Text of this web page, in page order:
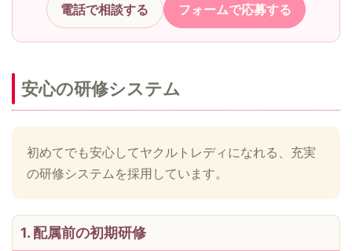
電話で相談する フォームで応募する
安心の研修システム
初めてでも安心してヤクルトレディになれる、充実
の研修システムを採用しています。
1. 配属前の初期研修